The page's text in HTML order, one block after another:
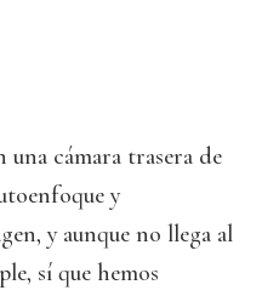
una cámara trasera de
y
y aunque no llega al
sí que hemos